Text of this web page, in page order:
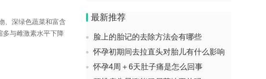
、深绿色蔬菜和富含
与雌激素水平下降
子宫切除需要住院几天
回答：子宫切除一般需要住院3到7天，实
复情况及有无...
最新推荐
胃炎能吃熟花生米吗
怀孕初期间去拉直头对胎儿有什么影响
怀孕4周＋6天肚子痛是怎么回事
颈椎病头晕涨能服尼莫地平片吗